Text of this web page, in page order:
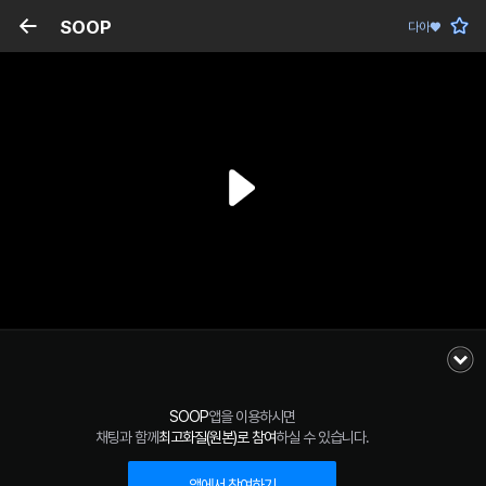
SOOP 다아♥
SOOP앱을 이용하시면
채팅과 함께최고화질(원본)로 참여하실 수 있습니다.